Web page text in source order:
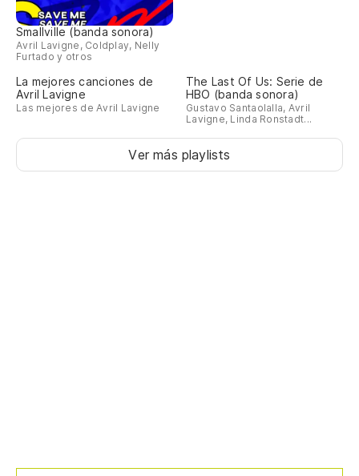
Smallville (banda sonora)
Avril Lavigne, Coldplay, Nelly
Furtado y otros
La mejores canciones de
Avril Lavigne
Las mejores de Avril Lavigne
The Last Of Us: Serie de
HBO (banda sonora)
Gustavo Santaolalla, Avril
Lavigne, Linda Ronstadt...
Ver más playlists